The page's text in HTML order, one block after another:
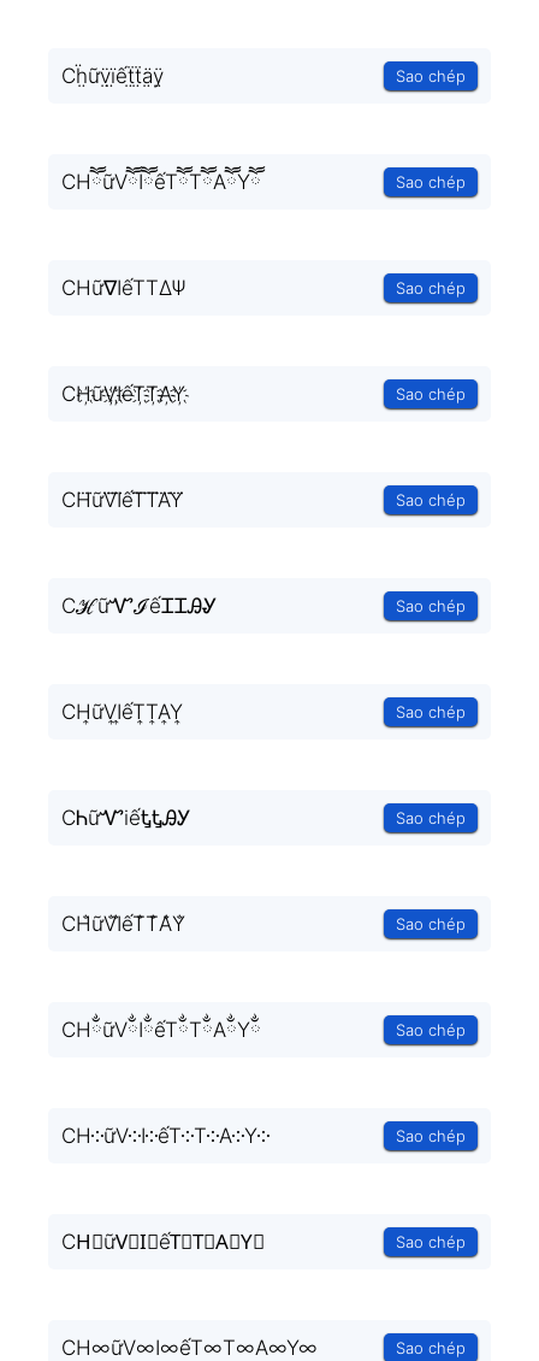
Cḧ̤ữv̤̈ï̤ếẗ̤ẗ̤ä̤ÿ̤ Sao chép
CHཽữVཽIཽếTཽTཽAཽYཽ Sao chép
CHữ∇IếTTΔΨ Sao chép
CH҉ữV҉I҉ếT҉T҉A҉Y҉ Sao chép
CH⃜ữV⃜I⃜ếT⃜T⃜A⃜Y⃜ Sao chép
CℋữᏉℐếᏆᏆᎯᎽ Sao chép
CH͎ữV͎I͎ếT͎T͎A͎Y͎ Sao chép
CᏂữᏉiếᎿᎿᎯᎩ Sao chép
CH̐ữV̐I̐ếT̐T̐A̐Y̐ Sao chép
CHྂữVྂIྂếTྂTྂAྂYྂ Sao chép
CH༶ữV༶I༶ếT༶T༶A༶Y༶ Sao chép
CH⃒ữV⃒I⃒ếT⃒T⃒A⃒Y⃒ Sao chép
CH∞ữV∞I∞ếT∞T∞A∞Y∞ Sao chép